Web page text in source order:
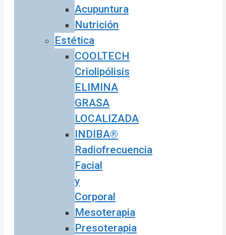
Acupuntura
Nutrición
Estética
COOLTECH
Criolipólisis
ELIMINA
GRASA
LOCALIZADA
INDIBA®
Radiofrecuencia
Facial
y
Corporal
Mesoterapia
Presoterapia